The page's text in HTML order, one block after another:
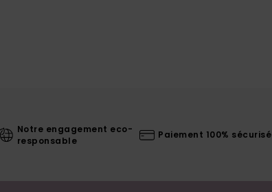
Notre engagement eco-
responsable
Paiement 100% sécurisé